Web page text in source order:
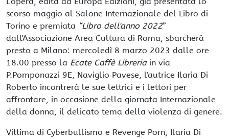
scorso maggio al Salone Internazionale del Libro di
Torino e premiata “Libro dell'anno 2022”
dall'Associazione Area Cultura di Roma, sbarcherà
presto a Milano: mercoledì 8 marzo 2023 dalle ore
18.00 presso la Ecate Caffè Libreriain via
P.Pomponazzi 9E, Naviglio Pavese, l'autrice Ilaria Di
Roberto incontrerà le sue lettrici e i lettori per
affrontare, in occasione della giornata Internazionale
della donna, il delicato tema della violenza di genere.
Vittima di Cyberbullismo e Revenge Porn, Ilaria Di